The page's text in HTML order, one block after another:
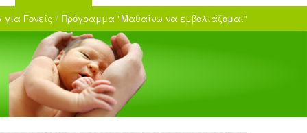
Γονείς / Πρόγραμμα "Μαθαίνω να εμβολιάζομαι"